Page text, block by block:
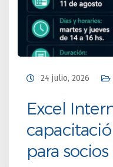
24 julio, 2026
Excel
para